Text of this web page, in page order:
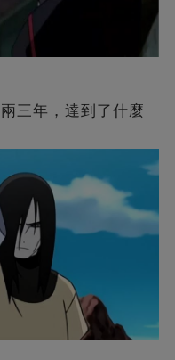
三年，達到了什麼